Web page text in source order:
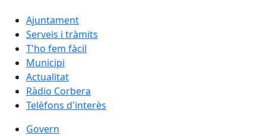
Ajuntament
Serveis i tràmits
T'ho fem fàcil
Municipi
Actualitat
Ràdio Corbera
Telèfons d'interès
Govern